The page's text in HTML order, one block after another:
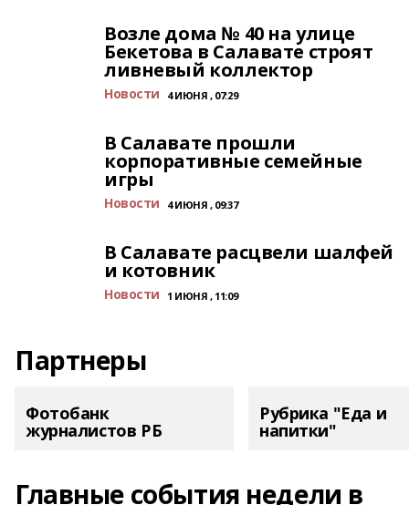
Возле дома № 40 на улице
Бекетова в Салавате строят
ливневый коллектор
Новости 4 ИЮНЯ , 07:29
В Салавате прошли
корпоративные семейные
игры
Новости 4 ИЮНЯ , 09:37
В Салавате расцвели шалфей
и котовник
Новости 1 ИЮНЯ , 11:09
Партнеры
Фотобанк
журналистов РБ
Рубрика "Еда и
напитки"
Главные события недели в